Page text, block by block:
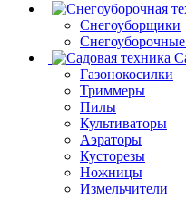
Снегоуборщики
Газонокосилки
Триммеры
Пилы
Культиваторы
Аэраторы
Кусторезы
Ножницы
Измельчители